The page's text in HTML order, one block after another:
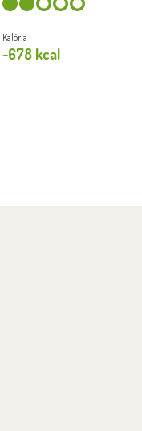
Kalória
~678 kcal